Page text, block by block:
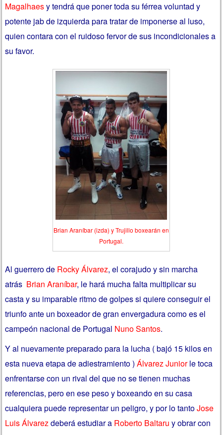
Magalhaesy tendrá que poner toda su férrea voluntad y
potente jab de izquierda para tratar de imponerse al luso,
quien contara con el ruidoso fervor de sus incondicionales a
su favor.
Brian Araníbar (izda) y Trujillo boxearán en
Portugal.
Al guerrero de Rocky Álvarez, el corajudo y sin marcha
atrás Brian Araníbar, le hará mucha falta multiplicar su
casta y su imparable ritmo de golpes si quiere conseguir el
triunfo ante un boxeador de gran envergadura como es el
campeón nacional de Portugal Nuno Santos.
Y al nuevamente preparado para la lucha ( bajó 15 kilos en
esta nueva etapa de adiestramiento )Álvarez Juniorle toca
enfrentarse con un rival del que no se tienen muchas
referencias, pero en ese peso y boxeando en su casa
cualquiera puede representar un peligro, y por lo tantoJose
Luis Álvarezdeberá estudiar a Roberto Baltaru y obrar con